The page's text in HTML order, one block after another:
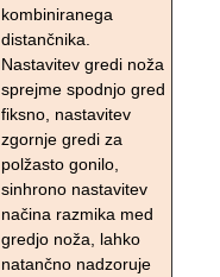
kombiniranega
distančnika.
Nastavitev gredi noža
sprejme spodnjo gred
fiksno, nastavitev
zgornje gredi za
polžasto gonilo,
sinhrono nastavitev
načina razmika med
gredjo noža, lahko
natančno nadzoruje